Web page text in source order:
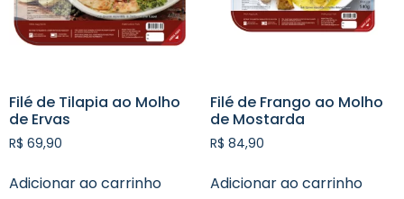
Filé de Tilapia ao Molho
de Ervas
R$ 69,90
Adicionar ao carrinho
Filé de Frango ao Molho
de Mostarda
R$ 84,90
Adicionar ao carrinho